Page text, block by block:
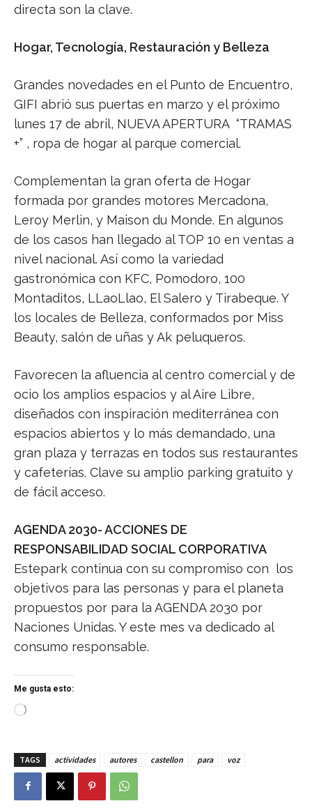
directa son la clave.
Hogar, Tecnología, Restauración y Belleza
Grandes novedades en el Punto de Encuentro,
GIFI abrió sus puertas en marzo y el próximo
lunes 17 de abril, NUEVA APERTURA “TRAMAS
+” , ropa de hogar al parque comercial.
Complementan la gran oferta de Hogar
formada por grandes motores Mercadona,
Leroy Merlin, y Maison du Monde. En algunos
de los casos han llegado al TOP 10 en ventas a
nivel nacional. Así como la variedad
gastronómica con KFC, Pomodoro, 100
Montaditos, LLaoLlao, El Salero y Tirabeque. Y
los locales de Belleza, conformados por Miss
Beauty, salón de uñas y Ak peluqueros.
Favorecen la afluencia al centro comercial y de
ocio los amplios espacios y al Aire Libre,
diseñados con inspiración mediterránea con
espacios abiertos y lo más demandado, una
gran plaza y terrazas en todos sus restaurantes
y cafeterías. Clave su amplio parking gratuito y
de fácil acceso.
AGENDA 2030- ACCIONES DE
RESPONSABILIDAD SOCIAL CORPORATIVA
Estepark continua con su compromiso con los
objetivos para las personas y para el planeta
propuestos por para la AGENDA 2030 por
Naciones Unidas. Y este mes va dedicado al
consumo responsable.
Me gusta esto:
C
a
n
d
o
TAGS actividades autores castellon para voz